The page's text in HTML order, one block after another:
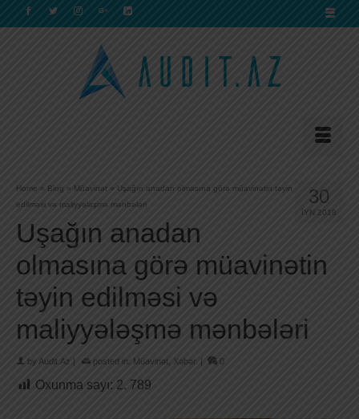
30
İYN 2018
Home » Blog » Müavinət » Uşağın anadan olmasına görə müavinətin təyin
edilməsi və maliyyələşmə mənbələri
Uşağın anadan
olmasına görə müavinətin
təyin edilməsi və
maliyyələşmə mənbələri
by Audit.Az | posted in: Müavinət Xəbər | 0
Oxunma sayı: 2. 789